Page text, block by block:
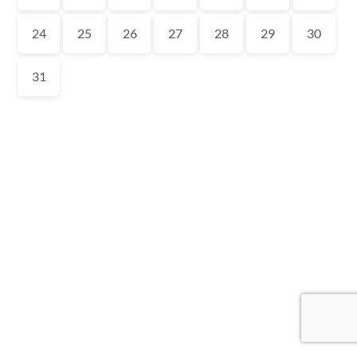
24 25 26 27 28 29 30
31